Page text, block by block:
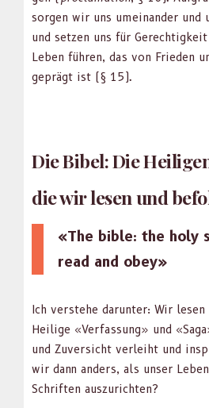
sor­gen wir uns umeinan­der und
und set­zen uns für
Leben führen, das von Frieden
geprägt ist (§ 15).
Die Bibel: Die
die wir lesen und
«The bible: the holy
read and obey»
Ich ver­ste­he darunter: Wir
Heilige «Ver­fas­sung» und
und Zuver­sicht ver­lei­ht und
wir dann anders, als unser
Schriften auszuricht­en?